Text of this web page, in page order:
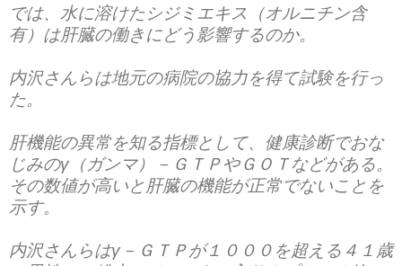
では、水に溶けたシジミエキス（オルニチン含
有）は肝臓の働きにどう影響するのか。
内沢さんらは地元の病院の協力を得て試験を行っ
た。
肝機能の異常を知る指標として、健康診断でおな
じみのγ（ガンマ）－ＧＴＰやＧＯＴなどがある。
その数値が高いと肝臓の機能が正常でないことを
示す。
内沢さんらはγ－ＧＴＰが１０００を超える４１歳